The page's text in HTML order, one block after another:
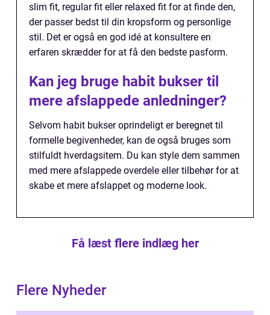
slim fit, regular fit eller relaxed fit for at finde den,
der passer bedst til din kropsform og personlige
stil. Det er også en god idé at konsultere en
erfaren skrædder for at få den bedste pasform.
Kan jeg bruge habit bukser til
mere afslappede anledninger?
Selvom habit bukser oprindeligt er beregnet til
formelle begivenheder, kan de også bruges som
stilfuldt hverdagsitem. Du kan style dem sammen
med mere afslappede overdele eller tilbehør for at
skabe et mere afslappet og moderne look.
Få læst flere indlæg her
Flere Nyheder